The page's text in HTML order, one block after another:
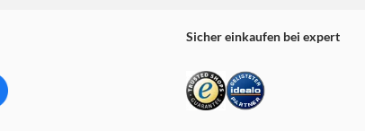
Sicher einkaufen bei expert